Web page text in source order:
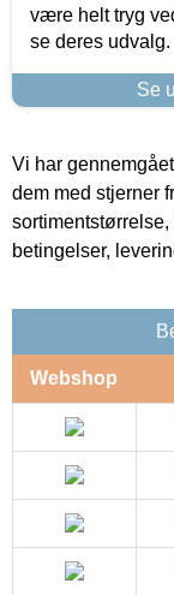
være helt tryg
se deres udvalg.
Se
Vi har
dem med stjerner
betingelser,
Webshop